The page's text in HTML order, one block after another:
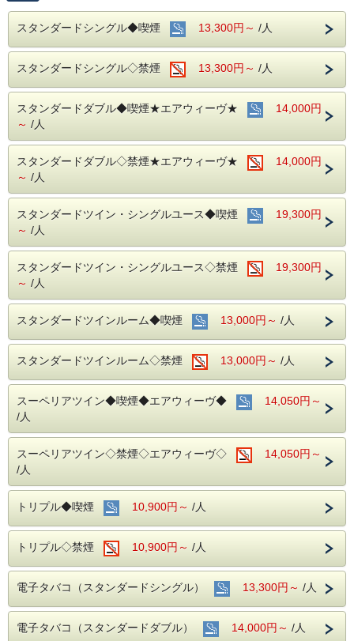
会が多い場所を
当ホテルの客室は窓が開放出来る為、簡単に空気を入れ替
える事が可能です。
清掃時は常に換気をして新鮮な空気に入れ替えておりま
す。
～ ビジネス・旅行に最高のロケーション ～
名鉄名古屋駅のすぐ上！！
中部国際空港まで最速２８分（名鉄名古屋駅から乗車可能）
～ ご朝食 ～
名古屋めしも楽しめる和洋折衷のバイキングをご用意してお
営業時間：７：００～１０：００ （最終入場 ９：３０）
スタンダードシングル◆喫煙 13,300円～ /人
スタンダードシングル◇禁煙 13,300円～ /人
スタンダードダブル◆喫煙★エアウィーヴ★
14,000円
～ /人
スタンダードダブル◇禁煙★エアウィーヴ★
14,000円
～ /人
スタンダードツイン・シングルユース◆喫煙
19,300円
～ /人
スタンダードツイン・シングルユース◇禁煙
19,300円
～ /人
スタンダードツインルーム◆喫煙 13,000円～ /人
スタンダードツインルーム◇禁煙 13,000円～ /人
スーペリアツイン◆喫煙◆エアウィーヴ◆
14,050円～
/人
スーペリアツイン◇禁煙◇エアウィーヴ◇
14,050円～
/人
トリプル◆喫煙 10,900円～ /人
トリプル◇禁煙 10,900円～ /人
電子タバコ（スタンダードシングル） 13,300円～ /人
電子タバコ（スタンダードダブル） 14,000円～ /人